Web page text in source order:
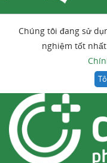
Chúng tôi đang sử
nghiệm tốt